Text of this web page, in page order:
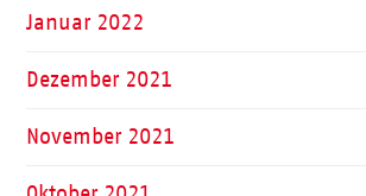
Januar 2022
Dezember 2021
November 2021